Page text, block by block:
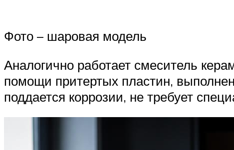
Фото – шаровая модель
Аналогично работает смеситель
помощи притертых пластин,
поддается коррозии, не требует